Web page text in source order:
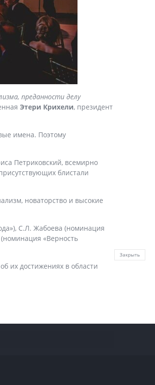
преданности делу
Этери Крихели, президент
имена. Поэтому
Петриковский, всемирно
блистали
новаторство и высокие
С.Л. Жабоева (номинация
«Верность
их достижениях в области
Закрыть